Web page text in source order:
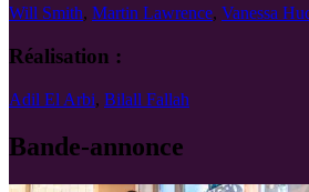
Will Smith, Martin Lawrence, Vanessa
Réalisation :
Adil El Arbi, Bilall Fallah
Bande-annonce